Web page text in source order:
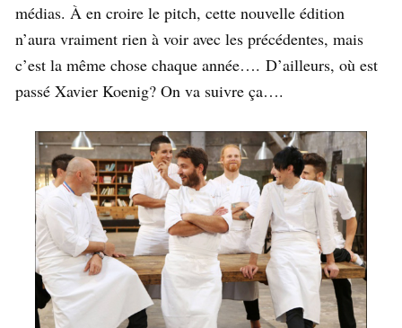
médias. À en croire le pitch, cette nouvelle édition
n’aura vraiment rien à voir avec les précédentes, mais
c’est la même chose chaque année…. D’ailleurs, où est
passé Xavier Koenig? On va suivre ça….